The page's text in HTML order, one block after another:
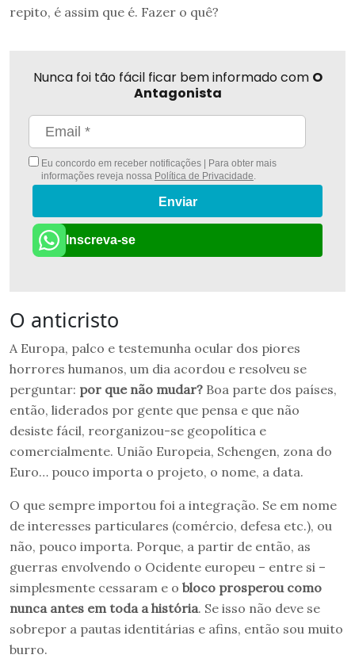
repito, é assim que é. Fazer o quê?
Nunca foi tão fácil ficar bem informado com O
Antagonista
Eu concordo em receber notificações | Para obter mais
informações reveja nossa Política de Privacidade.
Enviar
Inscreva-se
O anticristo
A Europa, palco e testemunha ocular dos piores
horrores humanos, um dia acordou e resolveu se
perguntar: por que não mudar? Boa parte dos países,
então, liderados por gente que pensa e que não
desiste fácil, reorganizou-se geopolítica e
comercialmente. União Europeia, Schengen, zona do
Euro… pouco importa o projeto, o nome, a data.
O que sempre importou foi a integração. Se em nome
de interesses particulares (comércio, defesa etc.), ou
não, pouco importa. Porque, a partir de então, as
guerras envolvendo o Ocidente europeu – entre si –
simplesmente cessaram e o bloco prosperou como
nunca antes em toda a história. Se isso não deve se
sobrepor a pautas identitárias e afins, então sou muito
burro.